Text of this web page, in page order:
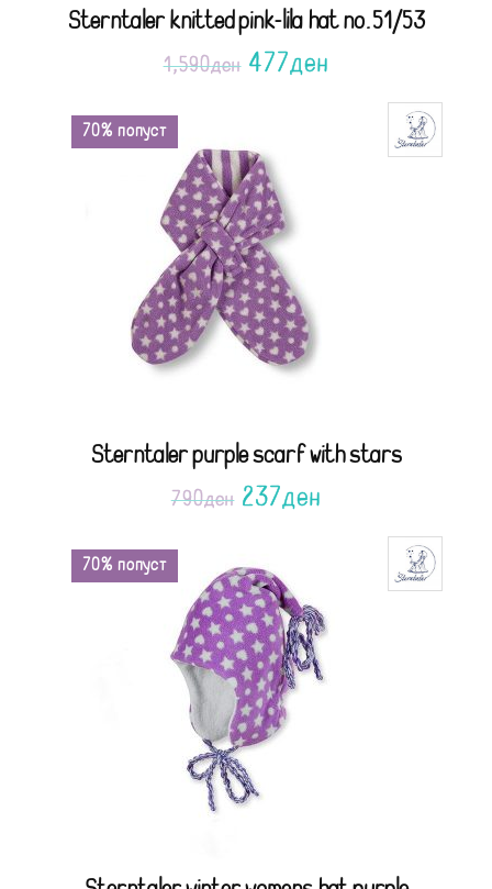
Sterntaler knitted pink-lila hat no.51/53
1,590ден 477ден
70% попуст
Sterntaler purple scarf with stars
790ден 237ден
70% попуст